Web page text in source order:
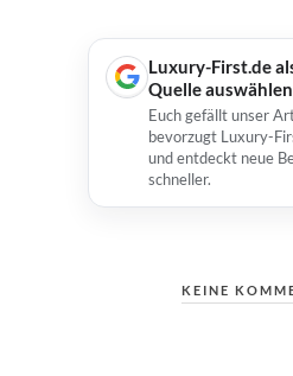
Luxury-First.de
Quelle auswählen
Euch gefällt unser
bevorzugt Luxury-
und entdeckt neue
schneller.
KEINE